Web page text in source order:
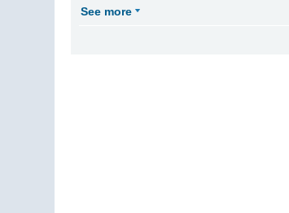
See more